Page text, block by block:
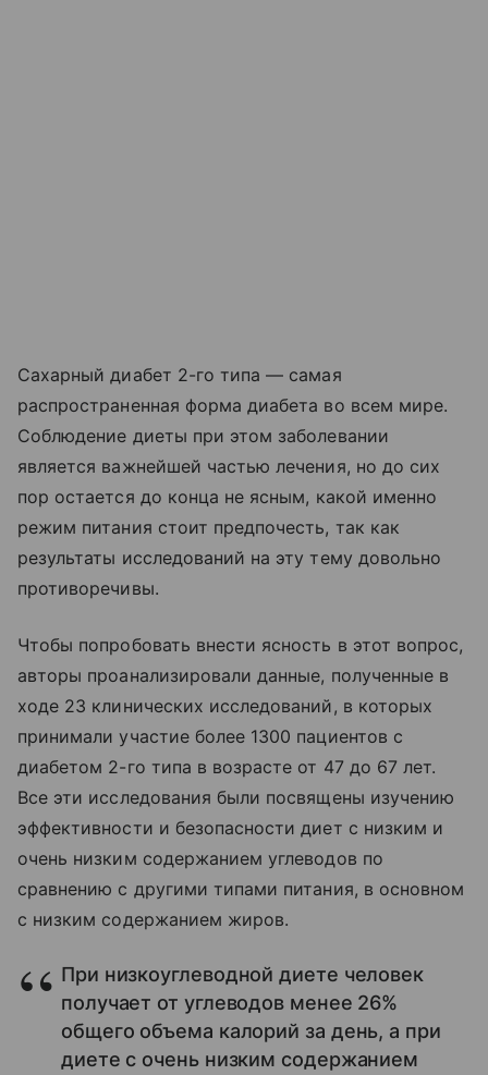
Сахарный диабет 2-го типа — самая
распространенная форма диабета во всем мире.
Соблюдение диеты при этом заболевании
является важнейшей частью лечения, но до сих
пор остается до конца не ясным, какой именно
режим питания стоит предпочесть, так как
результаты исследований на эту тему довольно
противоречивы.
Чтобы попробовать внести ясность в этот вопрос,
авторы проанализировали данные, полученные в
ходе 23 клинических исследований, в которых
принимали участие более 1300 пациентов с
диабетом 2-го типа в возрасте от 47 до 67 лет.
Все эти исследования были посвящены изучению
эффективности и безопасности диет с низким и
очень низким содержанием углеводов по
сравнению с другими типами питания, в основном
с низким содержанием жиров.
При низкоуглеводной диете человек
получает от углеводов менее 26%
общего объема калорий за день, а при
диете с очень низким содержанием